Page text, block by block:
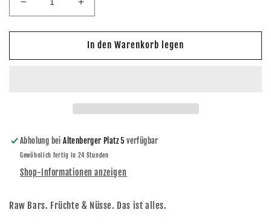
Verringere
die
Menge
nakd
Delight
je
35g
im
Erhöhe
die
Menge
für
nakd
Delight
je
35g
im
In den Warenkorb legen
Abholung beiAltenberger Platz 5 verfügbar
Gewöhnlich fertig in 24 Stunden
Shop-Informationen anzeigen
Raw Bars. Früchte & Nüsse. Das ist alles.